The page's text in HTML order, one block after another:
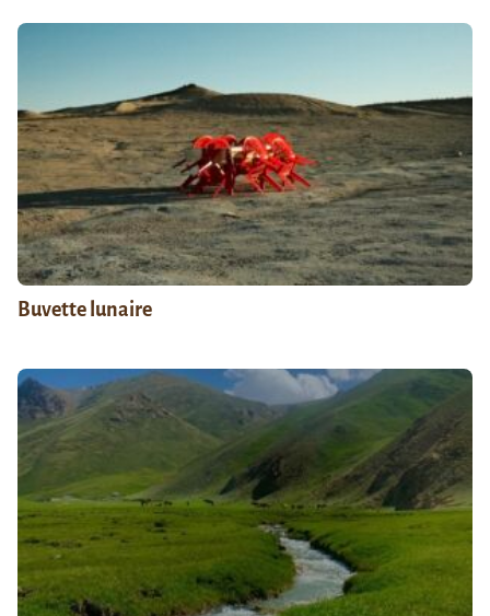
Buvette lunaire